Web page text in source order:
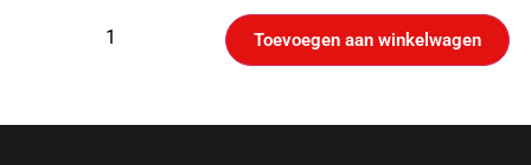
Toevoegen aan winkelwagen